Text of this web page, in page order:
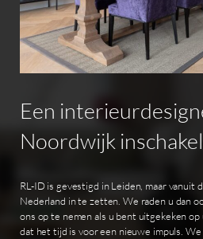
Een
Noordwijk
RL-ID is gevestigd in Leiden, maar vanuit
Nederland in te zetten. We raden u dan
ons op te nemen als u bent uitgekeken
dat het tijd is voor een nieuwe impuls. We